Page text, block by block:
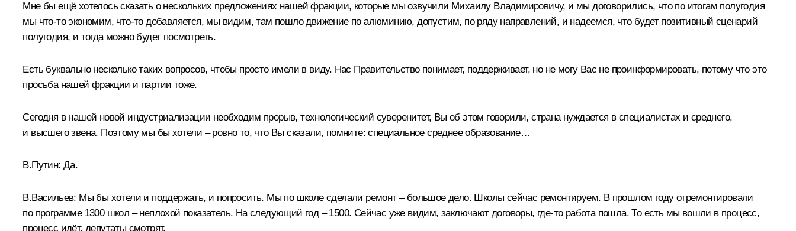
Мне бы ещё хотелось сказать о нескольких предложениях нашей фракции, которые мы озвучили Михаилу Владимировичу, и мы договорились, что по итогам полугодия
мы что-то экономим, что-то добавляется, мы видим, там пошло движение по алюминию, допустим, по ряду направлений, и надеемся, что будет позитивный сценарий
полугодия, и тогда можно будет посмотреть.
Есть буквально несколько таких вопросов, чтобы просто имели в виду. Нас Правительство понимает, поддерживает, но не могу Вас не проинформировать, потому что это
просьба нашей фракции и партии тоже.
Сегодня в нашей новой индустриализации необходим прорыв, технологический суверенитет, Вы об этом говорили, страна нуждается в специалистах и среднего,
и высшего звена. Поэтому мы бы хотели – ровно то, что Вы сказали, помните: специальное среднее образование…
В.Путин: Да.
В.Васильев: Мы бы хотели и поддержать, и попросить. Мы по школе сделали ремонт – большое дело. Школы сейчас ремонтируем. В прошлом году отремонтировали
по программе 1300 школ – неплохой показатель. На следующий год – 1500. Сейчас уже видим, заключают договоры, где-то работа пошла. То есть мы вошли в процесс,
процесс идёт, депутаты смотрят.